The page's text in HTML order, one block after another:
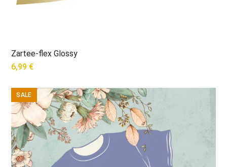
Zartee-flex Glossy
6,99 €
SALE